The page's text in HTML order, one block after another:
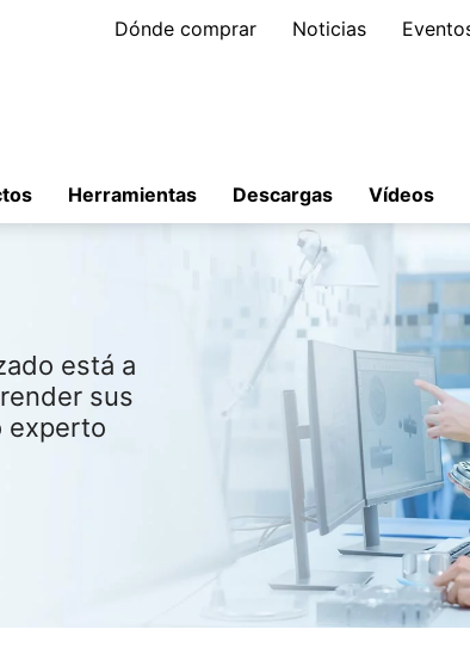
Dónde comprar Noticias
Herramientas Descargas Vídeos
está a
sus
experto